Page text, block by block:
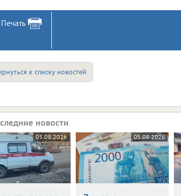
Печать
к списку новостей
новости
05.08.2026 05.08.2026